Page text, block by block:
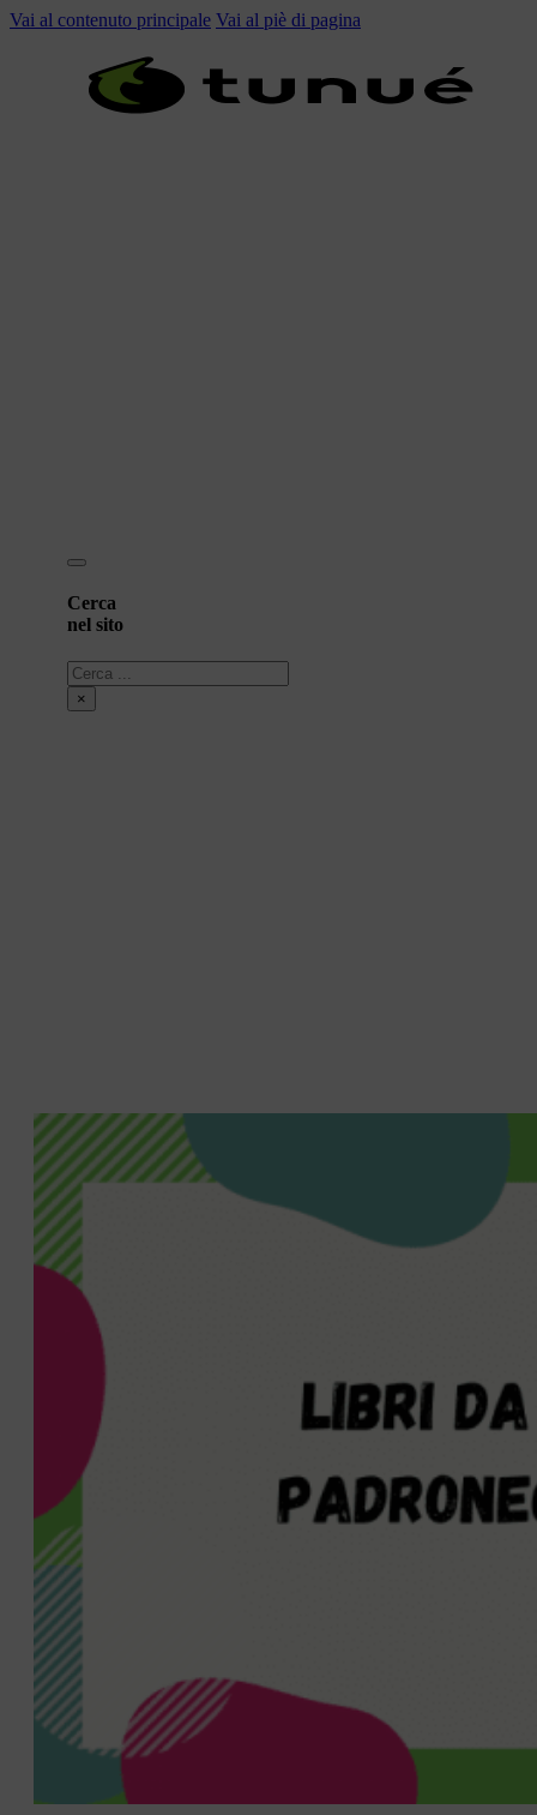
Vai al contenuto principale Vai al piè di pagina
Cerca
nel sito
Cerca
×